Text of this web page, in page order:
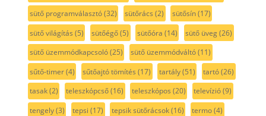
sütő programválasztó(32) sütőrács (2) sütősín(17)
sütő világítás (5) sütőégő(5) sütőóra (14) sütő üveg(26)
sütő üzemmódkapcsoló(25) sütő üzemmódváltó(11)
sűtő-timer(4) sűtőajtó tömítés (17) tartály(51) tartó(26)
tasak(2) teleszkópcső(16) teleszkópos (20) televízió(9)
tengely(3) tepsi (17) tepsik sütőrácsok(16) termo(4)